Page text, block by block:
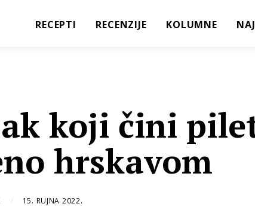
RECEPTI RECENZIJE KOLUMNE
koji čini
hrskavom
15. RUJNA 2022.